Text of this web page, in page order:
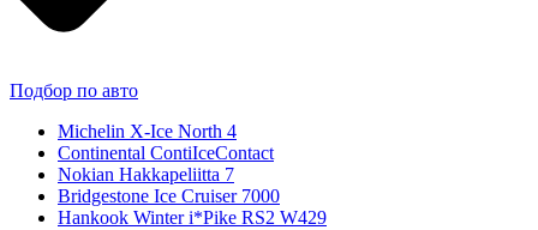
Подбор по авто
Michelin X-Ice North 4
Continental ContiIceContact
Nokian Hakkapeliitta 7
Bridgestone Ice Cruiser 7000
Hankook Winter i*Pike RS2 W429